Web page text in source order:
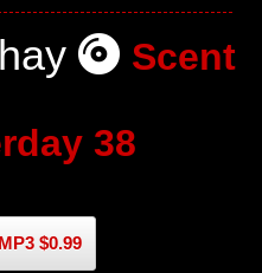
Scent
38
$0.99